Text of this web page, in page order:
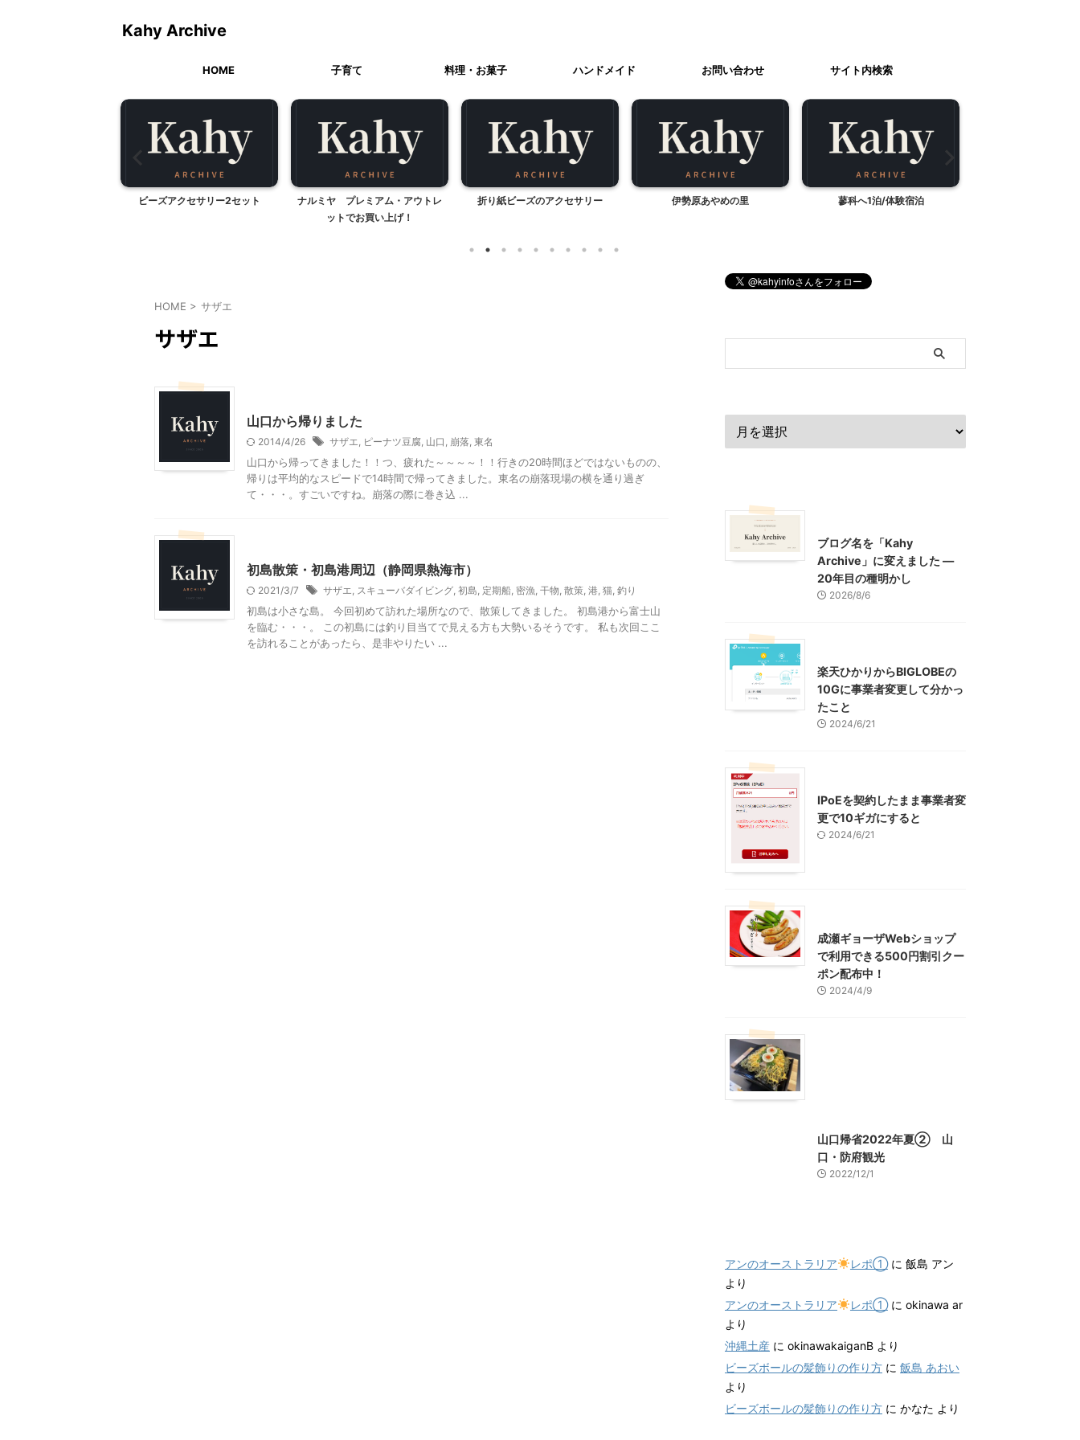
Kahy Archive
HOME 子育て 料理・お菓子 ハンドメイド お問い合わせ サイト内検索
ビーズアクセサリー2セット
ナルミヤ プレミアム・アウトレ
ットでお買い上げ！
折り紙ビーズのアクセサリー 伊勢原あやめの里 蓼科へ1泊/体験宿泊
HOME > サザエ
サザエ
山口から帰りました
2014/4/26 サザエ ピーナツ豆腐 山口 崩落 東名
山口から帰ってきました！！つ、疲れた～～～～！！行きの20時間ほどではないものの、
帰りは平均的なスピードで14時間で帰ってきました。東名の崩落現場の横を通り過ぎ
て・・・。すごいですね。崩落の際に巻き込 ...
初島散策・初島港周辺（静岡県熱海市）
2021/3/7 サザエ スキューバダイビング 初島 定期船 密漁 干物 散策 港 猫 釣り
初島は小さな島。 今回初めて訪れた場所なので、散策してきました。 初島港から富士山
を臨む・・・。 この初島には釣り目当てで見える方も大勢いるそうです。 私も次回ここ
を訪れることがあったら、是非やりたい ...
ブログ名を「Kahy
Archive」に変えました ―
20年目の種明かし
2026/8/6
楽天ひかりからBIGLOBEの
10Gに事業者変更して分かっ
たこと
2024/6/21
IPoEを契約したまま事業者変
更で10ギガにすると
2024/6/21
成瀬ギョーザWebショップ
で利用できる500円割引クー
ポン配布中！
2024/4/9
山口帰省2022年夏② 山
口・防府観光
2022/12/1
アンのオーストラリア レポ①に 飯島 アン
より
アンのオーストラリア
レポ①に okinawa ar
より
沖縄土産 に okinawakaiganB より
ビーズボールの髪飾りの作り方 に 飯島 あおい
より
ビーズボールの髪飾りの作り方 に かなた より